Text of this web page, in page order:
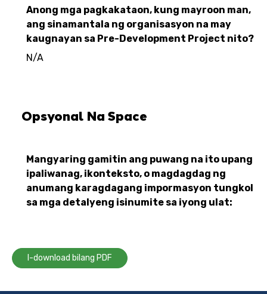
Anong mga pagkakataon, kung mayroon man,
ang sinamantala ng organisasyon na may
kaugnayan sa Pre-Development Project nito?
N/A
Opsyonal Na Space
Mangyaring gamitin ang puwang na ito upang
ipaliwanag, ikonteksto, o magdagdag ng
anumang karagdagang impormasyon tungkol
sa mga detalyeng isinumite sa iyong ulat:
I-download bilang PDF